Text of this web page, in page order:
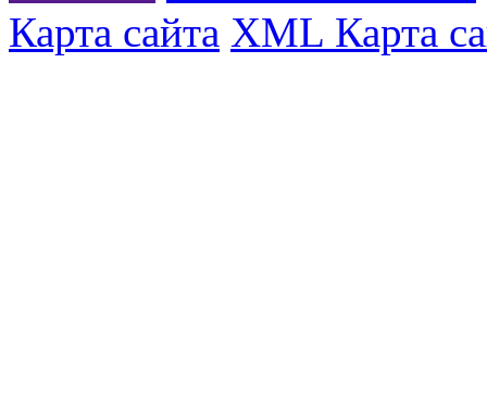
Карта сайта XML Карта